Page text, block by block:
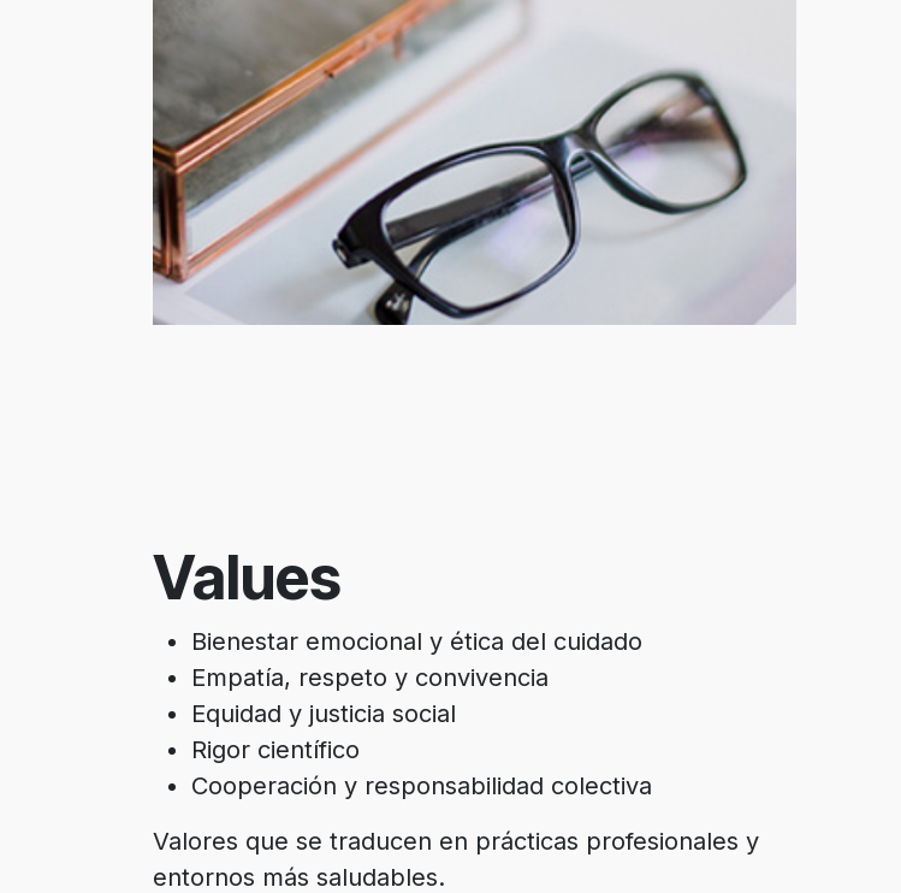
Values
Bienestar emocional y ética del cuidado
Empatía, respeto y convivencia
Equidad y justicia social
Rigor científico
Cooperación y responsabilidad colectiva
Valores que se traducen en prácticas profesionales y
entornos más saludables.